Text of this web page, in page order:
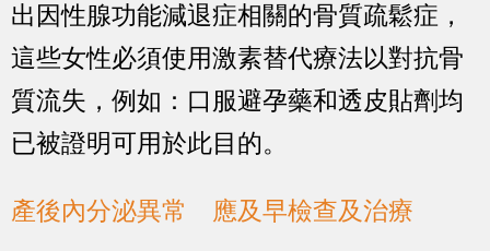
出因性腺功能減退症相關的骨質疏鬆症，
這些女性必須使用激素替代療法以對抗骨
質流失，例如：口服避孕藥和透皮貼劑均
已被證明可用於此目的。
產後內分泌異常 應及早檢查及治療